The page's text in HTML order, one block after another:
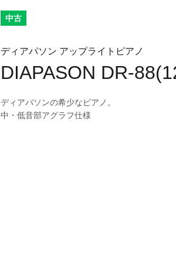
中古
ディアパソン アップライトピアノ
DIAPASON DR-
ディアパソンの希少なピアノ。
中・低音部アグラフ仕様